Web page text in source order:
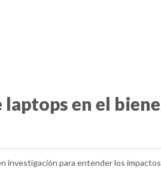
laptops en el
investigación para entender los